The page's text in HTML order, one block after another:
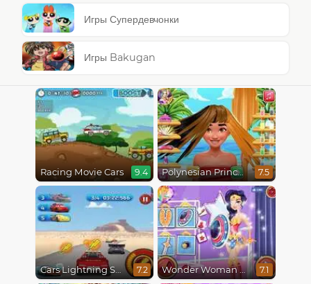
Игры Супердевчонки
Игры Bakugan
Racing Movie Cars 9.4 Polynesian Princess Real Haircuts 7.5
Cars Lightning Speed 7.2 Wonder Woman Fashion Event 7.1